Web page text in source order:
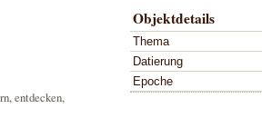
Objektdetails
Thema
Datierung
Epoche